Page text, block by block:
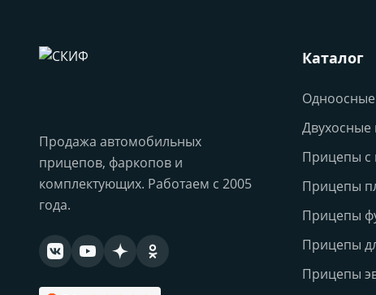
Продажа автомобильных
прицепов, фаркопов и
комплектующих. Работаем с 2005
года.
Каталог
Прицепы с
Прицепы
Прицепы
Прицепы
Прицепы